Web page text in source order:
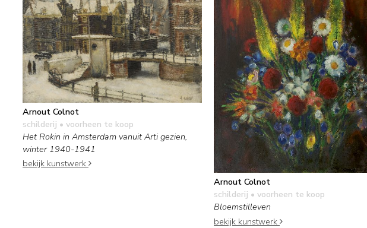
Arnout Colnot
schilderij • voorheen te koop
Het Rokin in Amsterdam vanuit Arti gezien,
winter 1940-1941
bekijk kunstwerk
Arnout Colnot
schilderij • voorheen te koop
Bloemstilleven
bekijk kunstwerk